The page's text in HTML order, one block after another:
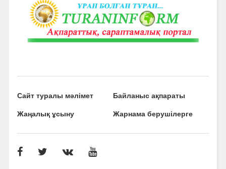
Сайт туралы мәлімет Байланыс ақпараты
Жаңалық ұсыну Жарнама берушілерге